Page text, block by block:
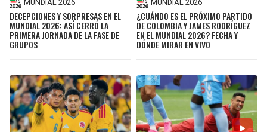
MUNDIAL 2026
DECEPCIONES Y SORPRESAS EN EL
MUNDIAL 2026: ASÍ CERRÓ LA
PRIMERA JORNADA DE LA FASE DE
GRUPOS
MUNDIAL 2026
¿CUÁNDO ES EL PRÓXIMO PARTIDO
DE COLOMBIA Y JAMES RODRÍGUEZ
EN EL MUNDIAL 2026? FECHA Y
DÓNDE MIRAR EN VIVO